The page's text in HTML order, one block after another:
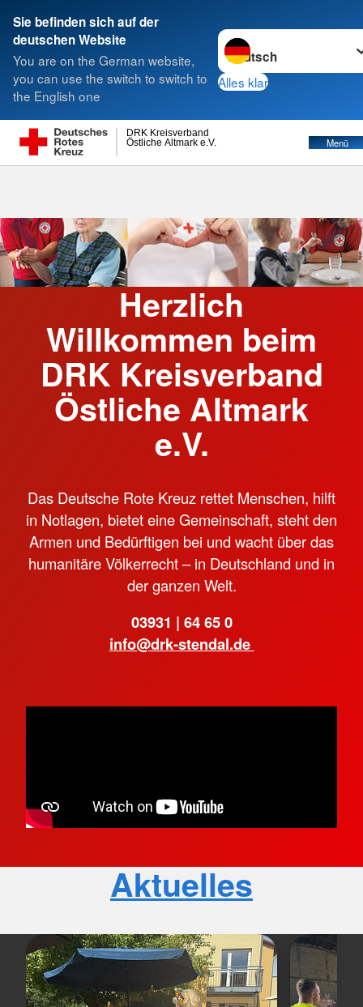
Sie befinden sich auf der
deutschen Website
You are on the German website,
you can use the switch to switch to
the English one
Sprache wechseln zu
Alles klar
Östliche Altmark e.V.
DRK Kreisverband
Menü
Suche
Herzlich
Willkommen beim
DRK Kreisverband
Östliche Altmark
e.V.
Das Deutsche Rote Kreuz rettet Menschen, hilft
in Notlagen, bietet eine Gemeinschaft, steht den
Armen und Bedürftigen bei und wacht über das
humanitäre Völkerrecht – in Deutschland und in
der ganzen Welt.
03931 | 64 65 0
info@drk-stendal.de
Aktuelles